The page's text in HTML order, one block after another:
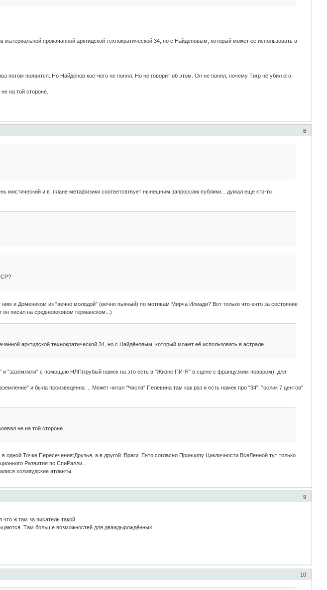
прокачанной арктидской технократической 34, но с Найдёновым, который может её использовать в
потом появится. Но Найдёнов кое-чего не понял. Но не говорит об этом. Он не понял, почему Тигр не убил его.
на той стороне.
8
мистический и в плане метафизики соответсвтвует нынешним запроссам публики... думал еще кто-то
и Домеником из "вечно молодой" (вечно пьяный) по мотивам Мирча Илиади? Вот только что енто за состояние
писал на средневековом германском...)
арктидской технократической 34, но с Найдёновым, который может её использовать в астрале.
и "заземлили" с помощью НЛП(грубый намек на это есть в "Жизне ПИ-Я" в сцене с французким поваром) для
и была произведенна ... Может читал "Числа" Пелевина там как раз и есть намек про "34", "ослик 7 центов"
не на той стороне.
Точке Пересечения:Друзья, а в другой :Враги. Енто согласно Принципу Цикличности ВсеЛенной тут только
Развития по СпиРалли...
холивудские атланты.
9
ж там за писатель такой.
Там больше возможностей для дваждырождённых.
10